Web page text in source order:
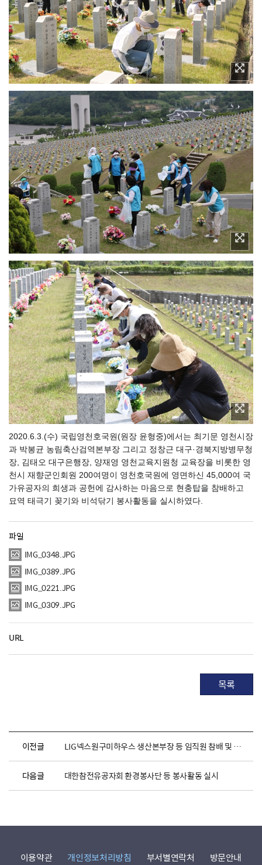
2020.6.3.(수) 국립영천호국원(원장 윤형중)에서는 최기문 영천시장
과 박봉균 농림축산검역본부장 그리고 정창근 대구·경북지방병무청
장, 김태오 대구은행장, 양재영 영천교육지원청 교육장을 비롯한 영
천시 재향군인회원 200여명이 영천호국원에 영면하신 45,000여 국
가유공자의 희생과 공헌에 감사하는 마음으로 현충탑을 참배하고
묘역 태극기 꽂기와 비석닦기 봉사활동을 실시하였다.
파일
IMG_0348.JPG
IMG_0389.JPG
IMG_0221.JPG
IMG_0309.JPG
URL
목록
이전글 LIG넥스원구미하우스 생산본부장 등 임직원 참배 및 묘역 봉사활동 실시
다음글 대한참전유공자회 환경봉사단 등 봉사활동 실시
이용약관 개인정보처리방침 부서별연락처 방문안내